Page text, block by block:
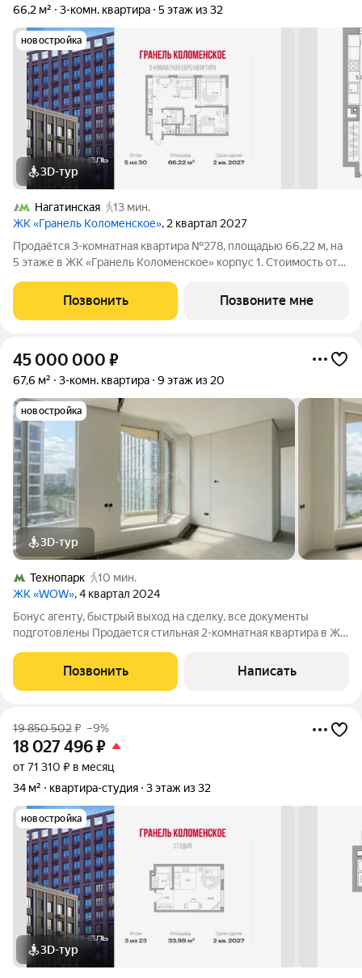
66,2 м²
3-комн. квартира 5 этаж из 32
новостройка
3D-тур
Нагатинская
13 мин.
ЖК «Гранель Коломенское», 2 квартал 2027
Продаётся 3-комнатная квартира №278, площадью 66,22 м, на
5 этаже в ЖК «Гранель Коломенское» корпус 1. Стоимость от
улицу. Жилой квартал «Гранель Коломенское» расположился
на юге Москвы.
Позвонить Позвоните мне
45 000 000 ₽
67,6 м² 3-комн. квартира 9 этаж из 20
новостройка
3D-тур
Технопарк
10 мин.
ЖК «WOW», 4 квартал 2024
Бонус агенту, быстрый выход на сделку, все документы
подготовлены Продается стильная 2-комнатная квартира в ЖК
жилом комплекте: - Просторная 2-комнатная квартира
площадью 67,2 м с продуманной
Позвонить Написать
19 850 502₽ –9%
18 027 496₽
от 71 310 ₽ в месяц
34 м²
квартира-студия 3 этаж из 32
новостройка
3D-тур